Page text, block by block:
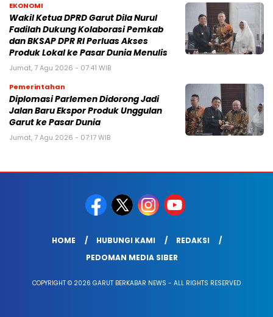
EKONOMI
Wakil Ketua DPRD Garut Dila Nurul
Fadilah Dukung Kolaborasi Pemkab
dan BKSAP DPR RI Perluas Akses
Produk Lokal ke Pasar Dunia Menulis
Jumat, 7 Agu 2026 - 07:41 WIB
Pemerintahan
Diplomasi Parlemen Didorong Jadi
Jalan Baru Ekspor Produk Unggulan
Garut ke Pasar Dunia
Jumat, 7 Agu 2026 - 07:17 WIB
HOME HUBUNGI KAMI
REDAKSI
PEDOMAN MEDIA SIBER
COPYRIGHT © 2026 GARUT BERKABAR NEWS - ALL RIGHTS RESERVED